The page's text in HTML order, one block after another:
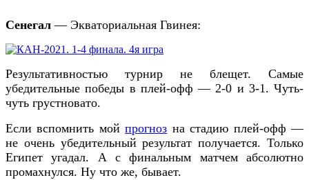
Сенегал— Экваториальная Гвинея:
Результативностью турнир не блещет. Самые
убедительные победы в плей-офф — 2-0 и 3-1. Чуть-
чуть грустновато.
Если вспомнить мойпрогноз на стадию плей-офф —
не очень убедительный результат получается. Только
Египет угадал. А с финальным матчем абсолютно
промахнулся. Ну что же, бывает.